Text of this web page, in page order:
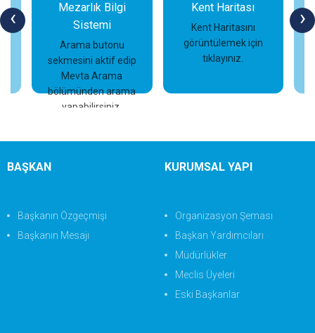
‹ ›
Mezarlık Bilgi
Sistemi
Arama butonu
sekmesini aktif edip
Mevta Arama
bölümünden arama
yapabilirsiniz.
İncele
Kent Haritası
Kent Haritasını
görüntülemek için
tıklayınız.
BAŞKAN
Başkanın Özgeçmişi
Başkanın Mesajı
KURUMSAL YAPI
Organizasyon Şeması
Başkan Yardımcıları
Müdürlükler
Meclis Üyeleri
Eski Başkanlar